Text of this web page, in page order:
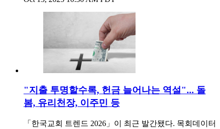
"지출 투명할수록, 헌금 늘어나는 역설"... 돌
봄, 유리천장, 이주민 등
「한국교회 트렌드 2026」이 최근 발간됐다. 목회데이터